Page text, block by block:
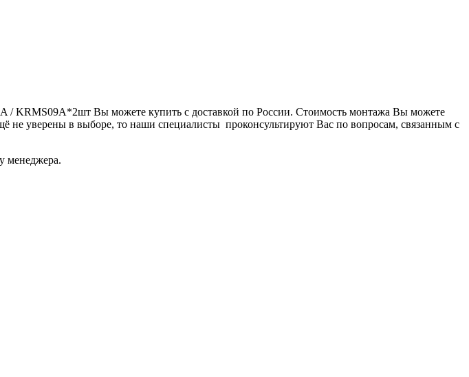
/ KRMS09A*2шт Вы можете купить с доставкой по России. Стоимость монтажа Вы можете
не уверены в выборе, то наши специалисты проконсультируют Вас по вопросам, связанным с
менеджера.